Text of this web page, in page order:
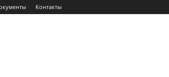
Контакты